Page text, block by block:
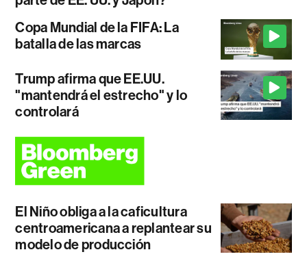
Copa Mundial de la FIFA: La
batalla de las marcas
Trump afirma que EE.UU.
"mantendrá el estrecho" y lo
controlará
El Niño obliga a la caficultura
centroamericana a replantear su
modelo de producción